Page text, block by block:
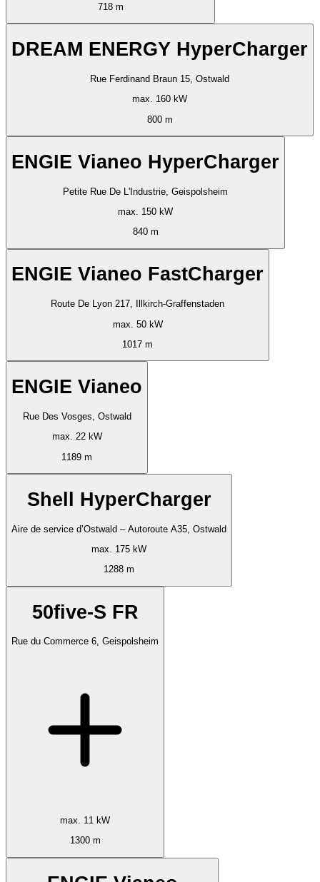
718 m
DREAM ENERGY HyperCharger
Rue Ferdinand Braun 15, Ostwald
max. 160 kW
800 m
ENGIE Vianeo HyperCharger
Petite Rue De L'Industrie, Geispolsheim
max. 150 kW
840 m
ENGIE Vianeo FastCharger
Route De Lyon 217, Illkirch-Graffenstaden
max. 50 kW
1017 m
ENGIE Vianeo
Rue Des Vosges, Ostwald
max. 22 kW
1189 m
Shell HyperCharger
Aire de service d’Ostwald – Autoroute A35, Ostwald
max. 175 kW
1288 m
50five-S FR
Rue du Commerce 6, Geispolsheim
max. 11 kW
1300 m